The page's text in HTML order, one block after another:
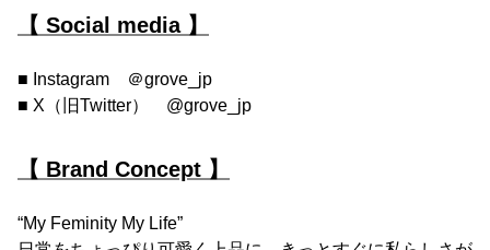
【 Social media 】
■ Instagram ＠grove_jp
■ X（旧Twitter） @grove_jp
【 Brand Concept 】
“My Feminity My Life”